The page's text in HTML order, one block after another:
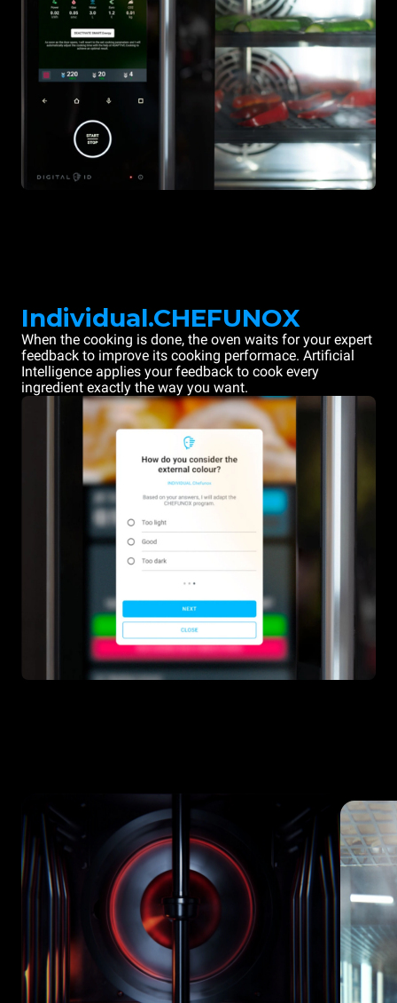
Individual.CHEFUNOX
When the cooking is done, the oven waits for your expert
feedback to improve its cooking performace. Artificial
Intelligence applies your feedback to cook every
ingredient exactly the way you want.